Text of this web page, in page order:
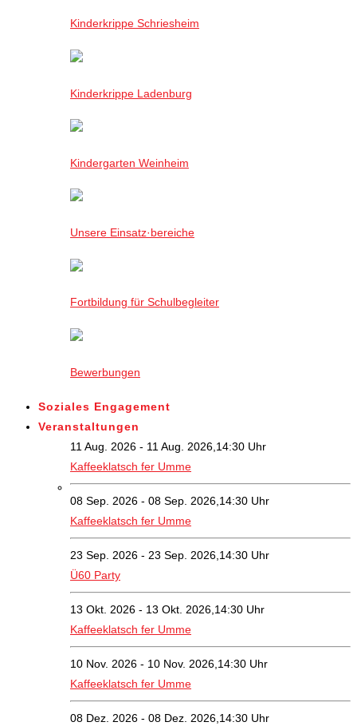
Kinderkrippe Schriesheim
Kinderkrippe Ladenburg
Kindergarten Weinheim
Unsere Einsatz·bereiche
Fortbildung für Schulbegleiter
Bewerbungen
Soziales Engagement
Veranstaltungen
11 Aug. 2026 - 11 Aug. 2026,14:30 Uhr
Kaffeeklatsch fer Umme
08 Sep. 2026 - 08 Sep. 2026,14:30 Uhr
Kaffeeklatsch fer Umme
23 Sep. 2026 - 23 Sep. 2026,14:30 Uhr
Ü60 Party
13 Okt. 2026 - 13 Okt. 2026,14:30 Uhr
Kaffeeklatsch fer Umme
10 Nov. 2026 - 10 Nov. 2026,14:30 Uhr
Kaffeeklatsch fer Umme
08 Dez. 2026 - 08 Dez. 2026,14:30 Uhr